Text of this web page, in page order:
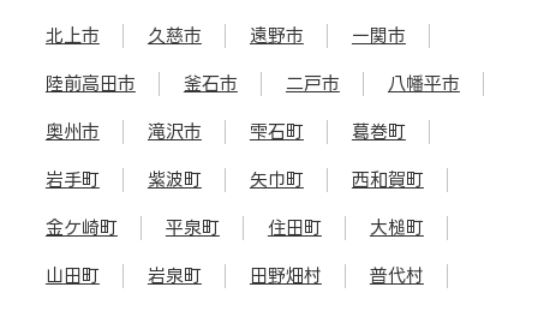
北上市 久慈市 遠野市 一関市
陸前高田市 釜石市 二戸市 八幡平市
奥州市 滝沢市 雫石町 葛巻町
岩手町 紫波町 矢巾町 西和賀町
金ケ崎町 平泉町 住田町 大槌町
山田町 岩泉町 田野畑村 普代村